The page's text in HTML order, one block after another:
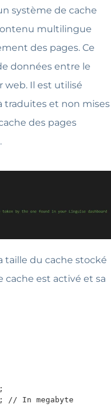
système de cache
multilingue
des pages. Ce
données entre le
web. Il est utilisé
traduites et non mises
des pages
taille du cache stocké
cache est activé et sa
// In megabyte